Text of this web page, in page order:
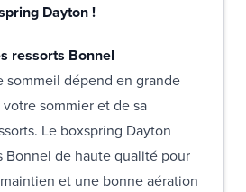
Dayton !
ressorts Bonnel
sommeil dépend en grande
sommier et de sa
Le boxspring Dayton
Bonnel de haute qualité pour
et une bonne aération